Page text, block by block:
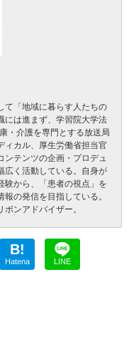
て「地域に暮らす人たちの
には進まず、学習院大学法
・介護を専門とする放送局
ィカル、厚生労働省担当官
ンテンツの企画・プロデュ
広く活動している。自身が
験から、「患者の視点」を
の発信を目指している。
ンアドバイザー。
B!
Hatena LINE